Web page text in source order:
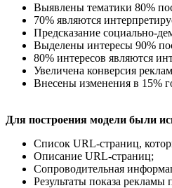
Выявлены тематики 80%
70% являются
Предсказание социально-
Выделены интересы 90%
80% интересов являются
Увеличена конверсия
Внесены изменения в 15%
Для построения модели были
Список URL-страниц,
Описание URL-страниц;
Сопроводительная
Результаты показа рекламы